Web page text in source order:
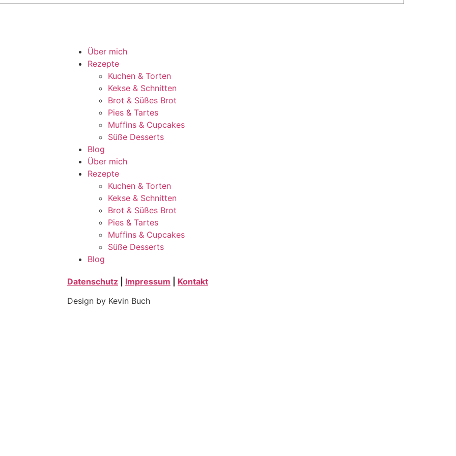
Über mich
Rezepte
Kuchen & Torten
Kekse & Schnitten
Brot & Süßes Brot
Pies & Tartes
Muffins & Cupcakes
Süße Desserts
Blog
Über mich
Rezepte
Kuchen & Torten
Kekse & Schnitten
Brot & Süßes Brot
Pies & Tartes
Muffins & Cupcakes
Süße Desserts
Blog
Datenschutz Impressum
Kontakt
Design by Kevin Buch